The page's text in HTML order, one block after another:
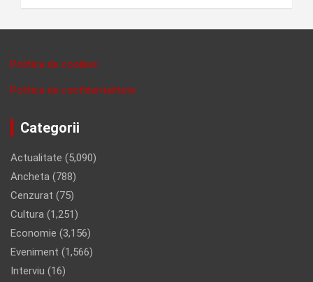
Politica de cookies
Politica de confidentalitate
Categorii
Actualitate (5,090)
Ancheta (788)
Cenzurat (75)
Cultura (1,251)
Economie (3,156)
Eveniment (1,566)
Interviu (16)